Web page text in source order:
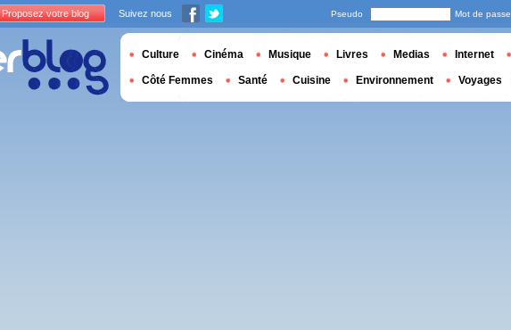
Proposez votre blog Suivez nous Pseudo Mot de passe
Culture Cinéma Musique Livres Medias Internet
Côté Femmes Santé Cuisine Environnement Voyages